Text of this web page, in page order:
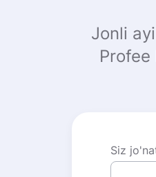
Jonli
Siz